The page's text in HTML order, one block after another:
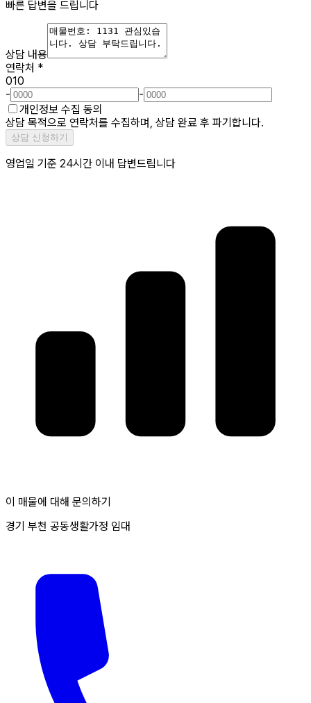
빠른 답변을 드립니다
상담 내용
연락처 *
010
-
-
개인정보 수집 동의
상담 목적으로 연락처를 수집하며, 상담 완료 후 파기합니다.
상담 신청하기
영업일 기준 24시간 이내 답변드립니다
이 매물에 대해 문의하기
경기 부천 공동생활가정 임대